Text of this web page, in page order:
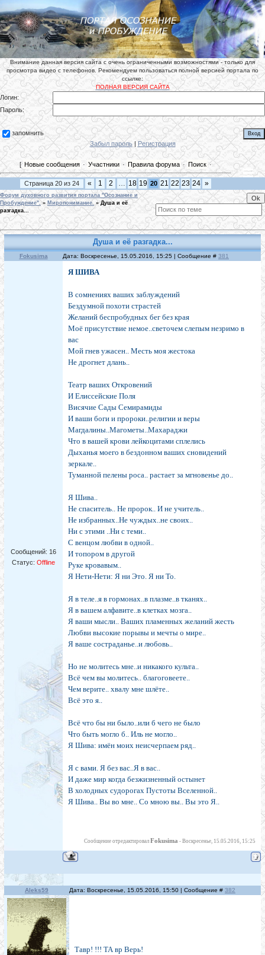
Внимание данная версия сайта с очень ограниченными возможностями - только для
просмотра видео с телефонов. Рекомендуем пользоваться полной версией портала по
ссылке:
ПОЛНАЯ ВЕРСИЯ САЙТА
Логин:
Пароль:
запомнить
Забыл пароль| Регистрация
[ Новые сообщения · Участники · Правила форума · Поиск·
Страница 20 из 24 « 1 2 … 18 19 20 21 22 23 24 »
Форум духовного развития портала "Осознание и
Пробуждение". » Миропонимание. » Душа и её
разгадка...
Душа и её разгадка...
Fokusima Дата: Воскресенье, 15.05.2016, 15:25 | Сообщение # 381
Сообщений: 16
Статус: Offline
Я ШИВА
В сомнениях ваших заблуждений
Бездумной похоти страстей
Желаний беспробудных бег без края
Моё присутствие немое..светочем слепым незримо в
вас
Мой гнев ужасен.. Месть моя жестока
Не дрогнет длань..
Театр ваших Откровений
И Елиссейские Поля
Висячие Сады Семирамиды
И ваши боги и пророки..религии и веры
Магдалины..Магометы..Махараджи
Что в вашей крови лейкоцитами сплелись
Дыханья моего в бездонном ваших сновидений
зеркале..
Туманной пелены роса.. растает за мгновенье до..
Я Шива..
Не спаситель.. Не пророк.. И не учитель..
Не избранных..Не чуждых..не своих..
Ни с этими ..Ни с теми..
С венцом любви в одной..
И топором в другой
Руке кровавым..
Я Нети-Нети: Я ни Это. Я ни То.
Я в теле..я в гормонах..в плазме..в тканях..
Я в вашем алфавите..в клетках мозга..
Я ваши мысли.. Ваших пламенных желаний жесть
Любви высокие порывы и мечты о мире..
Я ваше состраданье..и любовь..
Но не молитесь мне..и никакого культа..
Всё чем вы молитесь.. благоговеете..
Чем верите.. хвалу мне шлёте..
Всё это я..
Всё что бы ни было..или б чего не было
Что быть могло б.. Иль не могло..
Я Шива: имён моих неисчерпаем ряд..
Я с вами. Я без вас..Я в вас..
И даже мир когда безжизненный остынет
В холодных судорогах Пустоты Вселенной..
Я Шива.. Вы во мне.. Со мною вы.. Вы это Я..
Сообщение отредактировал Fokusima - Воскресенье, 15.05.2016, 15:25
Aleks59 Дата: Воскресенье, 15.05.2016, 15:50 | Сообщение # 382
Тавр! !!! ТА вр Верь!